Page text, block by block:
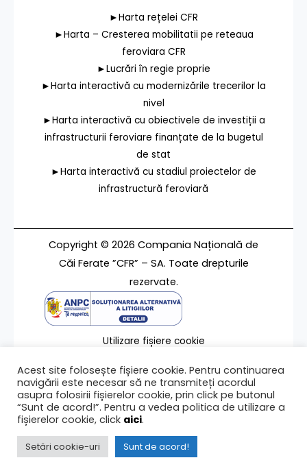
►Harta rețelei CFR
►Harta – Cresterea mobilitatii pe reteaua
feroviara CFR
►Lucrări în regie proprie
►Harta interactivă cu modernizările trecerilor la
nivel
►Harta interactivă cu obiectivele de investiții a
infrastructurii feroviare finanțate de la bugetul
de stat
►Harta interactivă cu stadiul proiectelor de
infrastructură feroviară
Copyright © 2026 Compania Națională de
Căi Ferate ”CFR” – SA. Toate drepturile
rezervate.
Utilizare fișiere cookie
Contact
Ultima modificare a paginii 13/04/2022
Acest site folosește fișiere cookie. Pentru continuarea
navigării este necesar să ne transmiteți acordul
asupra folosirii fișierelor cookie, prin click pe butonul
“Sunt de acord!”. Pentru a vedea politica de utilizare a
fișierelor cookie, click aici.
Setări cookie-uri Sunt de acord!